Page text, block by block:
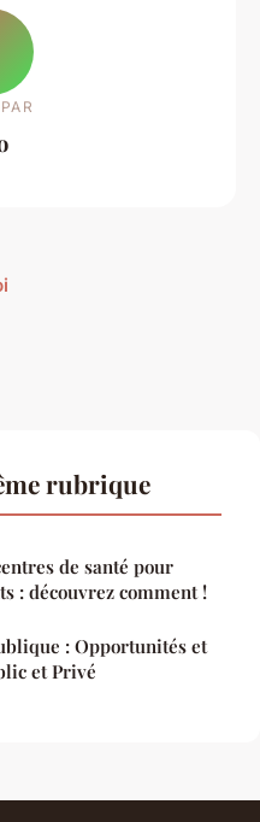
rubrique
de santé pour
: découvrez comment !
: Opportunités et
et Privé